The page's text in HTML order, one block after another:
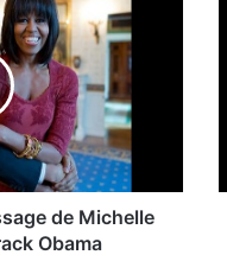
de Michelle
Obama